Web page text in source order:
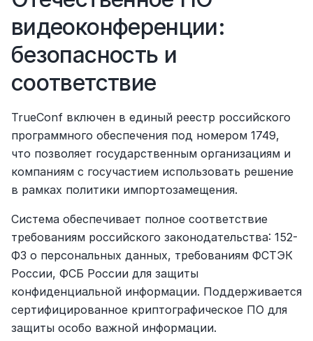
видеоконференции:
безопасность и
соответствие
TrueConf включен в единый реестр российского
программного обеспечения под номером 1749,
что позволяет государственным организациям и
компаниям с госучастием использовать решение
в рамках политики импортозамещения.
Система обеспечивает полное соответствие
требованиям российского законодательства: 152-
ФЗ о персональных данных, требованиям ФСТЭК
России, ФСБ России для защиты
конфиденциальной информации. Поддерживается
сертифицированное криптографическое ПО для
защиты особо важной информации.